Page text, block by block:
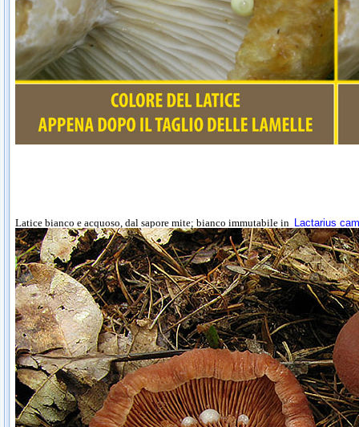
Latice bianco e acquoso, dal sapore mite; bianco immutabile in Lactarius